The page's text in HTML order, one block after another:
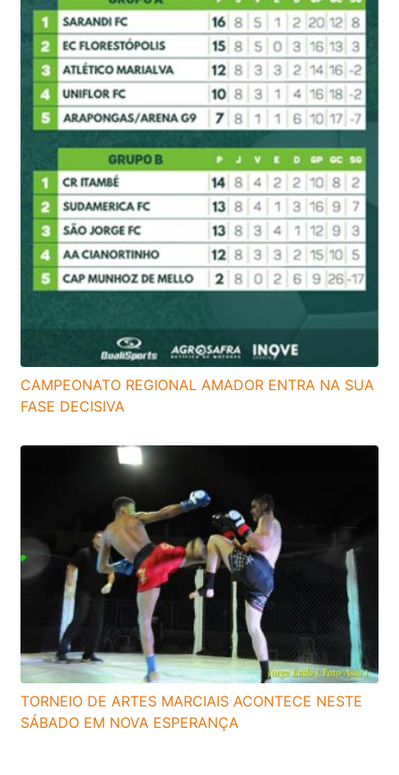
CAMPEONATO REGIONAL AMADOR ENTRA NA SUA
FASE DECISIVA
TORNEIO DE ARTES MARCIAIS ACONTECE NESTE
SÁBADO EM NOVA ESPERANÇA